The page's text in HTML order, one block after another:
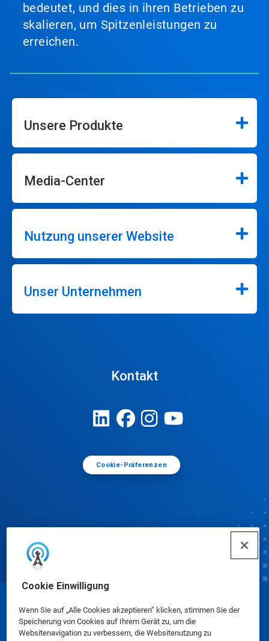
Cookie Einwilligung
Wenn Sie auf „Alle Cookies akzeptieren“ klicken, stimmen Sie der
Speicherung von Cookies auf Ihrem Gerät zu, um die
Websitenavigation zu verbessern, die Websitenutzung zu
bedeutet, und dies in ihren Betrieben zu
skalieren, um Spitzenleistungen zu
erreichen.
Unsere Produkte
Media-Center
Nutzung unserer Website
Unser Unternehmen
Kontakt
Cookie-Präferenzen
© Ecolab Inc. 2025